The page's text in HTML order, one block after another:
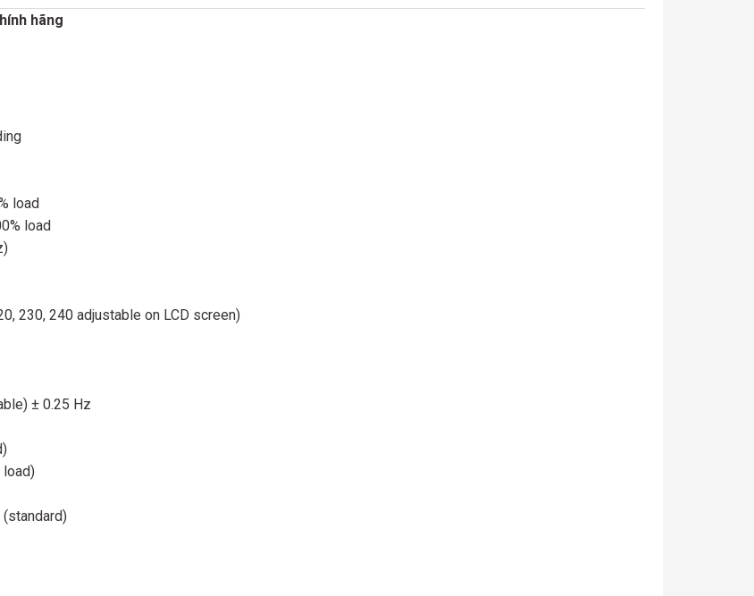
hãng
load
load
230, 240 adjustable on LCD screen)
± 0.25 Hz
load)